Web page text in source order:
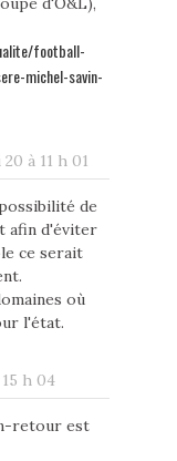
football-
michel-savin-
à 11 h 01
de
afin d'éviter
ce serait
où
l'état.
h 04
retour est